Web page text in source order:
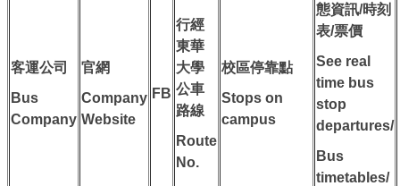
客運公司
Bus
Company
官網
Company
Website
FB
行經
東華
大學
公車
路線
Route
No.
校區停靠點
Stops on
campus
態資訊/時刻
表/票價
See real
time bus
stop
departures/
Bus
timetables/